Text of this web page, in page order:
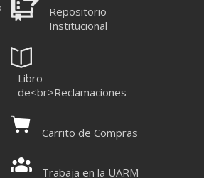
Repositorio
Institucional
Libro
de<br>Reclamaciones
Carrito de Compras
Trabaja en la UARM